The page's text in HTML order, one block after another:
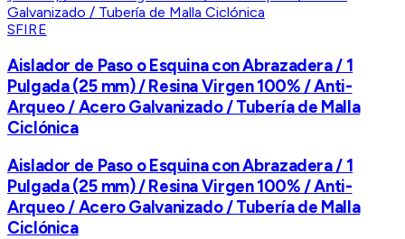
SFIRE
Aislador de Paso o Esquina con Abrazadera / 1
Pulgada (25 mm) / Resina Virgen 100% / Anti-
Arqueo / Acero Galvanizado / Tubería de Malla
Ciclónica
Aislador de Paso o Esquina con Abrazadera / 1
Pulgada (25 mm) / Resina Virgen 100% / Anti-
Arqueo / Acero Galvanizado / Tubería de Malla
Ciclónica